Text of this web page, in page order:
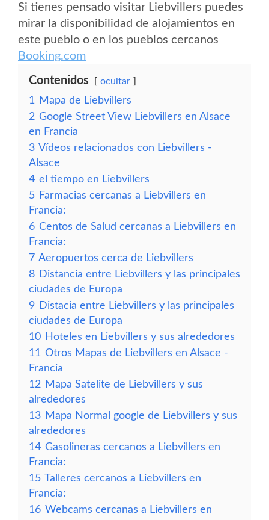
Si tienes pensado visitar Liebvillers puedes
mirar la disponibilidad de alojamientos en
este pueblo o en los pueblos cercanos
Booking.com
Contenidos ocultar
1
Mapa de Liebvillers
2 Google Street View Liebvillers en Alsace
en Francia
3 Vídeos relacionados con Liebvillers -
Alsace
4 el tiempo en Liebvillers
5 Farmacias cercanas a Liebvillers en
Francia:
6 Centos de Salud cercanas a Liebvillers en
Francia:
7 Aeropuertos cerca de Liebvillers
8 Distancia entre Liebvillers y las principales
ciudades de Europa
9 Distacia entre Liebvillers y las principales
ciudades de Europa
10 Hoteles en Liebvillers y sus alrededores
11 Otros Mapas de Liebvillers en Alsace -
Francia
12 Mapa Satelite de Liebvillers y sus
alrededores
13 Mapa Normal google de Liebvillers y sus
alrededores
14 Gasolineras cercanos a Liebvillers en
Francia:
15 Talleres cercanos a Liebvillers en
Francia:
16 Webcams cercanas a Liebvillers en